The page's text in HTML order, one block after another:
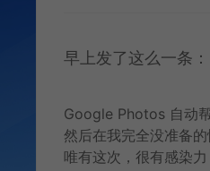
早上发了这么一条：
Google Photos 自动
然后在我完全没准备
唯有这次，很有感染